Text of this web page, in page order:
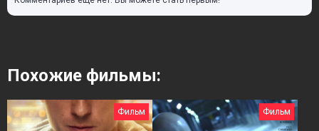
Похожие фильмы:
Фильм Фильм